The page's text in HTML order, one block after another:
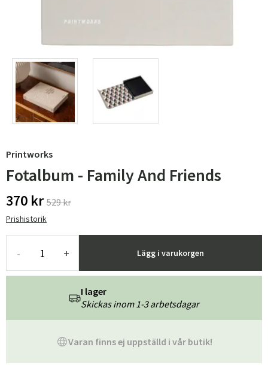
Printworks
Fotalbum - Family And Friends
370 kr 529 kr
Prishistorik
- + Lägg i varukorgen
Varan finns ej uppställd i vår butik!
I lager
Skickas inom 1-3 arbetsdagar